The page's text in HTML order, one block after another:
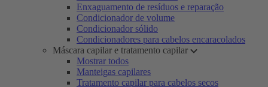
Enxaguamento de resíduos e reparação
Condicionador de volume
Condicionador sólido
Condicionadores para cabelos encaracolados
Máscara capilar e tratamento capilar
Mostrar todos
Manteigas capilares
Tratamento capilar para cabelos secos